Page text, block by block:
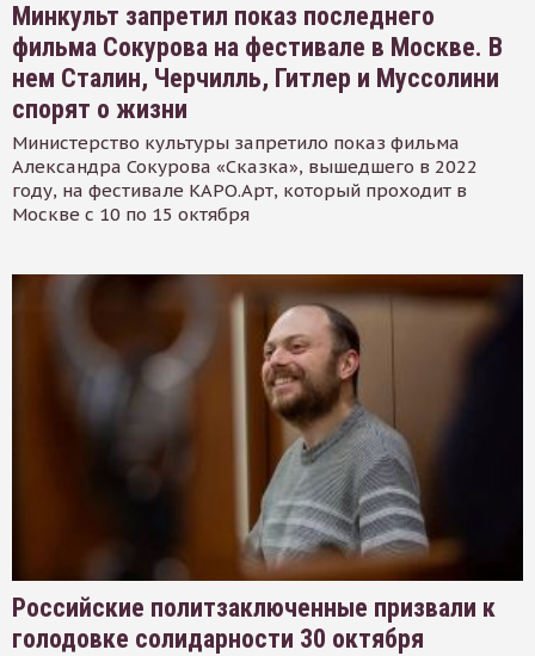
Минкульт запретил показ последнего
фильма Сокурова на фестивале в Москве. В
нем Сталин, Черчилль, Гитлер и Муссолини
спорят о жизни
Министерство культуры запретило показ фильма
Александра Сокурова «Сказка», вышедшего в 2022
году, на фестивале КАРО.Арт, который проходит в
Москве с 10 по 15 октября
Российские политзаключенные призвали к
голодовке солидарности 30 октября